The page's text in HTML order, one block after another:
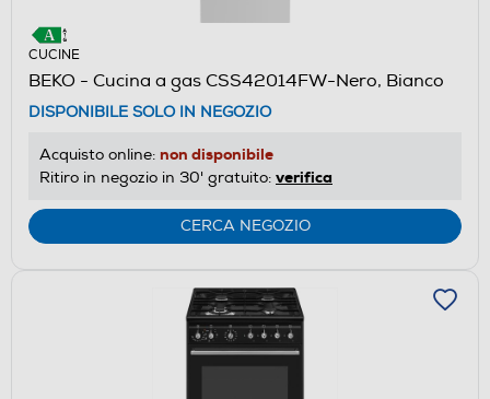
CUCINE
BEKO - Cucina a gas CSS42014FW-Nero, Bianco
DISPONIBILE SOLO IN NEGOZIO
Acquisto online: non disponibile
Ritiro in negozio in 30' gratuito: verifica
CERCA NEGOZIO